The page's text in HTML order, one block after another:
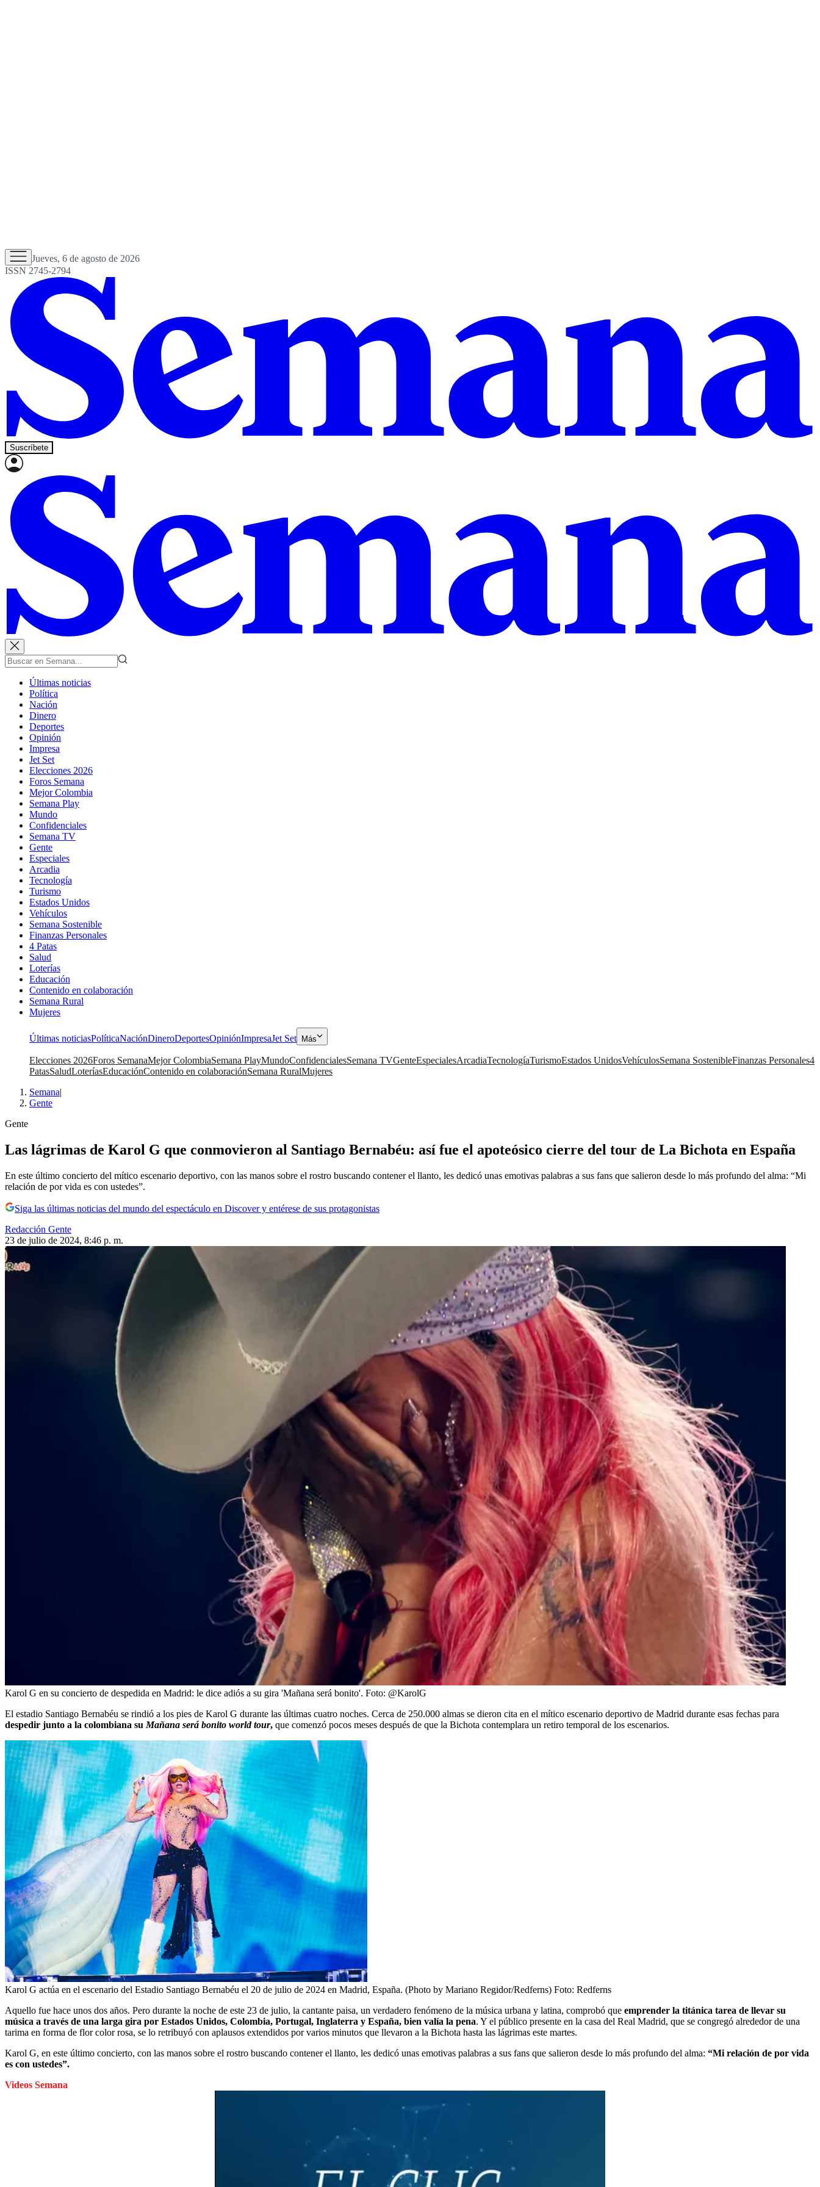
Jueves, 6 de agosto de 2026
ISSN 2745-2794
Suscríbete
Últimas noticias
Política
Nación
Dinero
Deportes
Opinión
Impresa
Jet Set
Elecciones 2026
Foros Semana
Mejor Colombia
Semana Play
Mundo
Confidenciales
Semana TV
Gente
Especiales
Arcadia
Tecnología
Turismo
Estados Unidos
Vehículos
Semana Sostenible
Finanzas Personales
4 Patas
Salud
Loterías
Educación
Contenido en colaboración
Semana Rural
Mujeres
Últimas noticiasPolíticaNaciónDineroDeportesOpiniónImpresaJet Set Más
Elecciones 2026Foros SemanaMejor ColombiaSemana PlayMundoConfidencialesSemana TVGenteEspecialesArcadiaTecnologíaTurismoEstados UnidosVehículosSemana SostenibleFinanzas Personales4
PatasSaludLoteríasEducaciónContenido en colaboraciónSemana RuralMujeres
Semana|
Gente
Gente
Las lágrimas de Karol G que conmovieron al Santiago Bernabéu: así fue el apoteósico cierre del tour de La Bichota en España
En este último concierto del mítico escenario deportivo, con las manos sobre el rostro buscando contener el llanto, les dedicó unas emotivas palabras a sus fans que salieron desde lo más profundo del alma: “Mi
relación de por vida es con ustedes”.
Siga las últimas noticias del mundo del espectáculo en Discover y entérese de sus protagonistas
Redacción Gente
23 de julio de 2024, 8:46 p. m.
Karol G en su concierto de despedida en Madrid: le dice adiós a su gira 'Mañana será bonito'. Foto: @KarolG
El estadio Santiago Bernabéu se rindió a los pies de Karol G durante las últimas cuatro noches. Cerca de 250.000 almas se dieron cita en el mítico escenario deportivo de Madrid durante esas fechas para
despedir junto a la colombiana su Mañana será bonito world tour, que comenzó pocos meses después de que la Bichota contemplara un retiro temporal de los escenarios.
Karol G actúa en el escenario del Estadio Santiago Bernabéu el 20 de julio de 2024 en Madrid, España. (Photo by Mariano Regidor/Redferns) Foto: Redferns
Aquello fue hace unos dos años. Pero durante la noche de este 23 de julio, la cantante paisa, un verdadero fenómeno de la música urbana y latina, comprobó que emprender la titánica tarea de llevar su
música a través de una larga gira por Estados Unidos, Colombia, Portugal, Inglaterra y España, bien valía la pena. Y el público presente en la casa del Real Madrid, que se congregó alrededor de una
tarima en forma de flor color rosa, se lo retribuyó con aplausos extendidos por varios minutos que llevaron a la Bichota hasta las lágrimas este martes.
Karol G, en este último concierto, con las manos sobre el rostro buscando contener el llanto, les dedicó unas emotivas palabras a sus fans que salieron desde lo más profundo del alma: “Mi relación de por vida
es con ustedes”.
Videos Semana